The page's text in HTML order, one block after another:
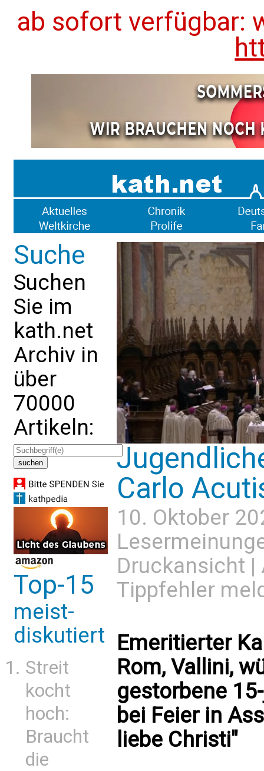
ab sofort verfügbar:
Suche
Suchen
Sie im
kath.net
Archiv in
über
70000
Artikeln:
Top-15
meist-
diskutiert
Streit
kocht
hoch:
Braucht
die
Carlo
10. Oktober
Druckansicht |
Tippfehler
Emeritierter
Rom, Vallini,
gestorbene
bei Feier in
liebe Christi"